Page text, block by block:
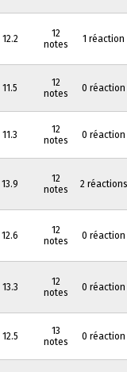
12.2
12
notes
1 réaction
11.5
12
notes
0 réaction
11.3
12
notes
0 réaction
13.9
12
notes
2 réactions
12.6
12
notes
0 réaction
13.3
12
notes
0 réaction
12.5
13
notes
0 réaction